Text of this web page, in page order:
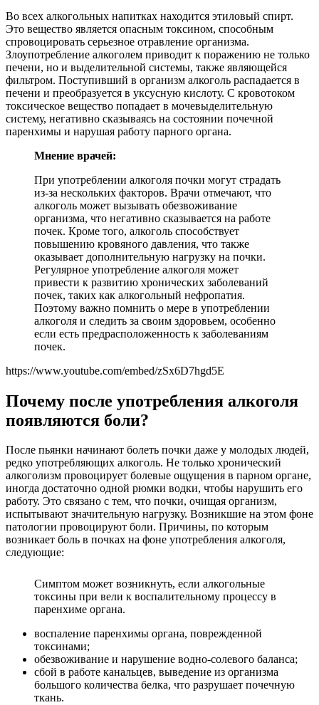
Во всех алкогольных напитках находится этиловый спирт.
Это вещество является опасным токсином, способным
спровоцировать серьезное отравление организма.
Злоупотребление алкоголем приводит к поражению не только
печени, но и выделительной системы, также являющейся
фильтром. Поступивший в организм алкоголь распадается в
печени и преобразуется в уксусную кислоту. С кровотоком
токсическое вещество попадает в мочевыделительную
систему, негативно сказываясь на состоянии почечной
паренхимы и нарушая работу парного органа.
Мнение врачей:
При употреблении алкоголя почки могут страдать
из-за нескольких факторов. Врачи отмечают, что
алкоголь может вызывать обезвоживание
организма, что негативно сказывается на работе
почек. Кроме того, алкоголь способствует
повышению кровяного давления, что также
оказывает дополнительную нагрузку на почки.
Регулярное употребление алкоголя может
привести к развитию хронических заболеваний
почек, таких как алкогольный нефропатия.
Поэтому важно помнить о мере в употреблении
алкоголя и следить за своим здоровьем, особенно
если есть предрасположенность к заболеваниям
почек.
https://www.youtube.com/embed/zSx6D7hgd5E
Почему после употребления алкоголя
появляются боли?
После пьянки начинают болеть почки даже у молодых людей,
редко употребляющих алкоголь. Не только хронический
алкоголизм провоцирует болевые ощущения в парном органе,
иногда достаточно одной рюмки водки, чтобы нарушить его
работу. Это связано с тем, что почки, очищая организм,
испытывают значительную нагрузку. Возникшие на этом фоне
патологии провоцируют боли. Причины, по которым
возникает боль в почках на фоне употребления алкоголя,
следующие:
Симптом может возникнуть, если алкогольные
токсины при вели к воспалительному процессу в
паренхиме органа.
воспаление паренхимы органа, поврежденной
токсинами;
обезвоживание и нарушение водно-солевого баланса;
сбой в работе канальцев, выведение из организма
большого количества белка, что разрушает почечную
ткань.